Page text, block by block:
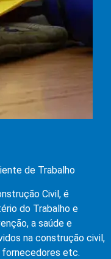
de Trabalho
Civil, é
do Trabalho e
a saúde e
na construção civil,
fornecedores etc.